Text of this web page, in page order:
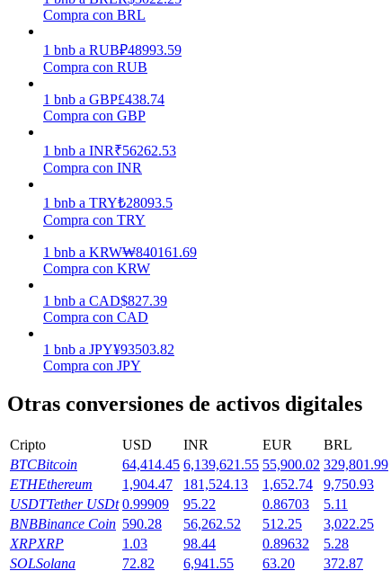
Estrategias comerciales
Aprenda cómo mantenerse rentable
Compra con BRL
1 bnb a RUB₽48993.59
Compra con RUB
1 bnb a GBP£438.74
Compra con GBP
1 bnb a INR₹56262.53
Compra con INR
1 bnb a TRY₺28093.5
Compra con TRY
1 bnb a KRW₩840161.69
Compra con KRW
1 bnb a CAD$827.39
Compra con CAD
1 bnb a JPY¥93503.82
Compra con JPY
Otras conversiones de activos digitales
Cripto USD INR EUR BRL
BTCBitcoin 64,414.45 6,139,621.55 55,900.02 329,801.99
ETHEthereum 1,904.47 181,524.13 1,652.74 9,750.93
USDTTether USDt 0.99909 95.22 0.86703 5.11
BNBBinance Coin 590.28 56,262.52 512.25 3,022.25
XRPXRP 1.03 98.44 0.89632 5.28
SOLSolana 72.82 6,941.55 63.20 372.87